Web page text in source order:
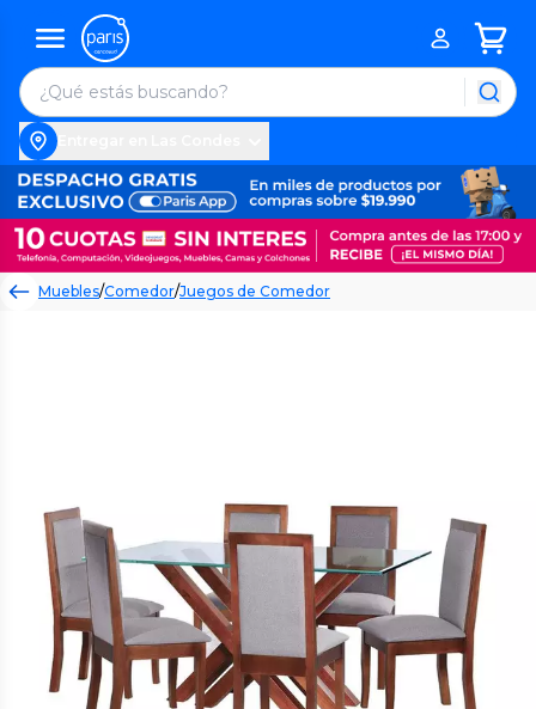
Muebles/Comedor/Juegos de Comedor